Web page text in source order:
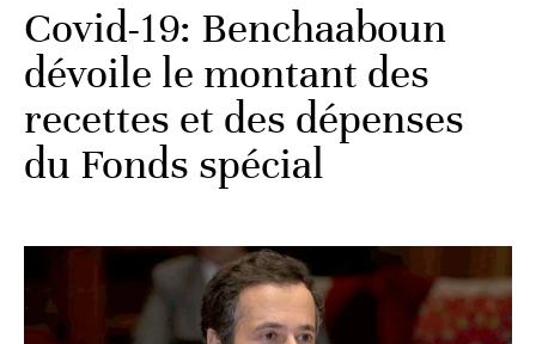
Covid-19: Benchaaboun
dévoile le montant des
recettes et des dépenses
du Fonds spécial